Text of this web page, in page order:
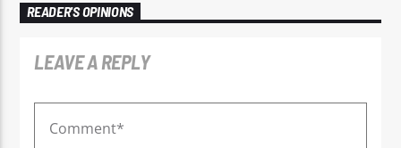
READER'S OPINIONS
LEAVE A REPLY